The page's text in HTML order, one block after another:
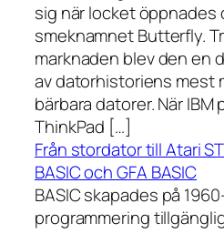
sig när locket öppnades
smeknamnet Butterfly.
marknaden blev den en
av datorhistoriens mest
bärbara datorer. När
ThinkPad […]
Från stordator till Atari
BASIC och GFA BASIC
BASIC skapades på
programmering